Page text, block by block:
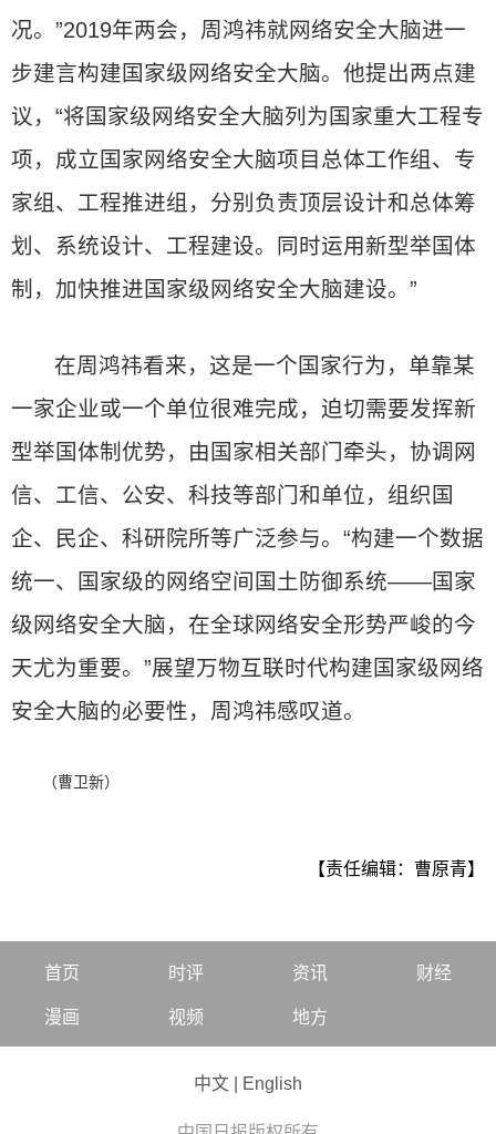
况。”2019年两会，周鸿祎就网络安全大脑进一
步建言构建国家级网络安全大脑。他提出两点建
议，“将国家级网络安全大脑列为国家重大工程专
项，成立国家网络安全大脑项目总体工作组、专
家组、工程推进组，分别负责顶层设计和总体筹
划、系统设计、工程建设。同时运用新型举国体
制，加快推进国家级网络安全大脑建设。”
在周鸿祎看来，这是一个国家行为，单靠某
一家企业或一个单位很难完成，迫切需要发挥新
型举国体制优势，由国家相关部门牵头，协调网
信、工信、公安、科技等部门和单位，组织国
企、民企、科研院所等广泛参与。“构建一个数据
统一、国家级的网络空间国土防御系统——国家
级网络安全大脑，在全球网络安全形势严峻的今
天尤为重要。”展望万物互联时代构建国家级网络
安全大脑的必要性，周鸿祎感叹道。
（曹卫新）
【责任编辑：曹原青】
首页 时评 资讯 财经
漫画 视频 地方
中文 English